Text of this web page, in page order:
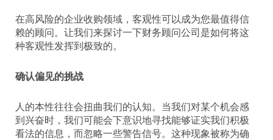
在高风险的企业收购领域，客观性可以成为您最值得信
赖的顾问。让我们来探讨一下财务顾问公司是如何将这
种客观性发挥到极致的。
确认偏见的挑战
人的本性往往会扭曲我们的认知。当我们对某个机会感
到兴奋时，我们可能会下意识地寻找能够证实我们积极
看法的信息，而忽略一些警告信号。这种现象被称为确